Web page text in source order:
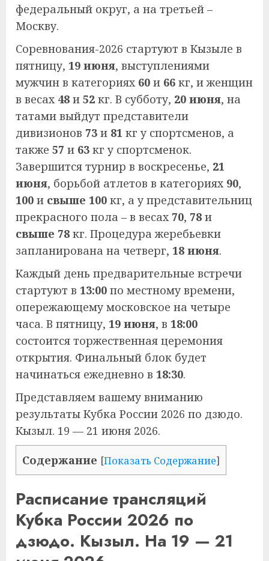
федеральный округ, а на третьей –
Москву.
Соревнования-2026 стартуют в Кызыле в
пятницу, 19 июня, выступлениями
мужчин в категориях 60 и 66 кг, и женщин
в весах 48 и 52 кг. В субботу, 20 июня, на
татами выйдут представители
дивизионов 73 и 81 кг у спортсменов, а
также 57 и 63 кг у спортсменок.
Завершится турнир в воскресенье, 21
июня, борьбой атлетов в категориях 90,
100 и свыше 100 кг, а у представительниц
прекрасного пола – в весах 70, 78 и
свыше 78 кг. Процедура жеребьевки
запланирована на четверг, 18 июня.
Каждый день предварительные встречи
стартуют в 13:00 по местному времени,
опережающему московское на четыре
часа. В пятницу, 19 июня, в 18:00
состоится торжественная церемония
открытия. Финальный блок будет
начинаться ежедневно в 18:30.
Представляем вашему вниманию
результаты Кубка России 2026 по дзюдо.
Кызыл. 19 — 21 июня 2026.
Содержание [Показать Содержание]
Расписание трансляций
Кубка России 2026 по
дзюдо. Кызыл. На 19 — 21